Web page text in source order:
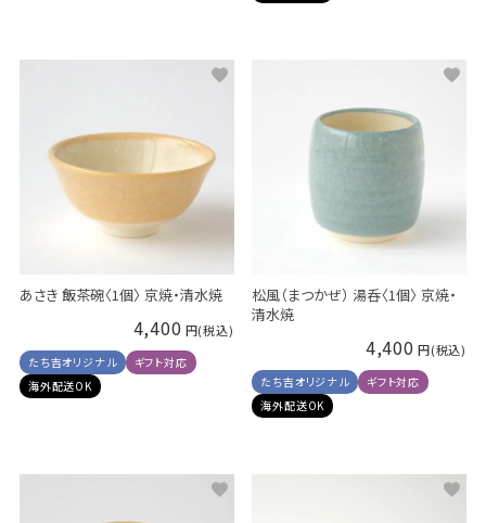
あさき 飯茶碗〈1個〉 京焼・清水焼
4,400
たち吉オリジナル
ギフト対応
海外配送OK
松風（まつかぜ） 湯呑〈1個〉 京焼・
清水焼
4,400
たち吉オリジナル
ギフト対応
海外配送OK